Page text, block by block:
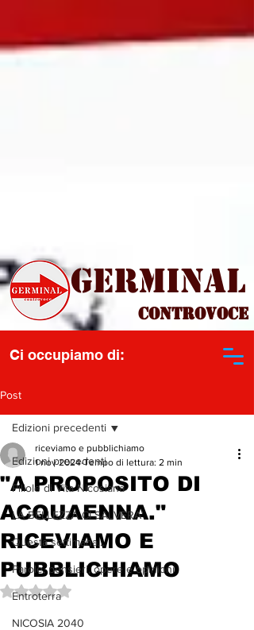
Controvoce
Ci occupiamo di:
Germinal
Post
Edizioni precedenti
Pillole di Vita Nicosiana
LA BELLEZZA CI SALVERA'
Questa settimana...
Parole, pensieri, opere e opinioni
Entroterra
NICOSIA 2040
Edizioni precedenti
"A PROPOSITO DI
ACQUAENNA."
RICEVIAMO E
PUBBLICHIAMO
riceviamo e pubblichiamo
1 nov 2024 Tempo di lettura: 2 min
Valutazione NaN stelle su 5.